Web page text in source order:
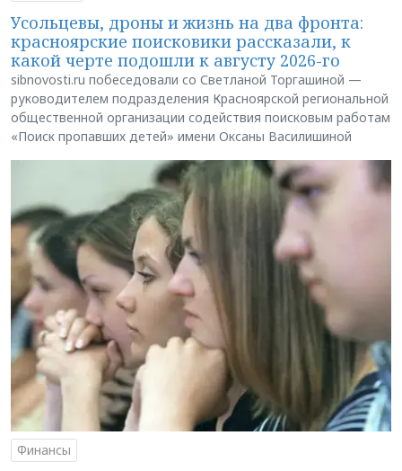
Усольцевы, дроны и жизнь на два фронта:
красноярские поисковики рассказали, к
какой черте подошли к августу 2026-го
sibnovosti.ru побеседовали со Светланой Торгашиной —
руководителем подразделения Красноярской региональной
общественной организации содействия поисковым работам
«Поиск пропавших детей» имени Оксаны Василишиной
Финансы